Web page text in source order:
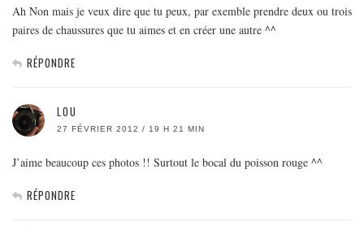
Ah Non mais je veux dire que tu peux, par exemble prendre deux ou trois
paires de chaussures que tu aimes et en créer une autre ^^
RÉPONDRE
LOU
27 FÉVRIER 2012 / 19 H 21 MIN
J’aime beaucoup ces photos !! Surtout le bocal du poisson rouge ^^
RÉPONDRE